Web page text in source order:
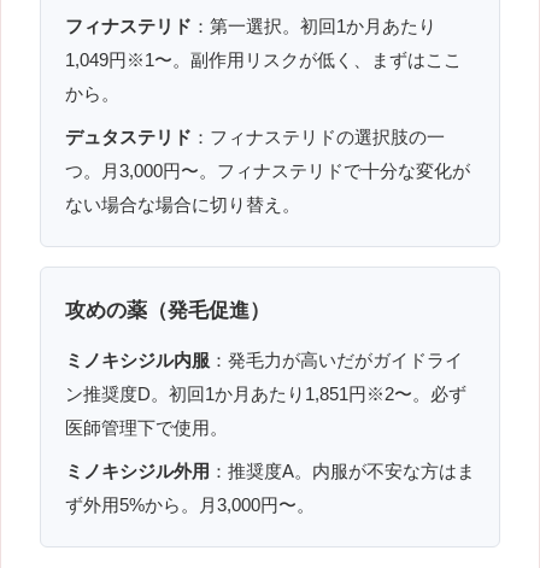
フィナステリド ：第一選択。初回1か月あたり
1,049円※1〜。副作用リスクが低く、まずはここ
から。
デュタステリド ：フィナステリドの選択肢の一
つ。月3,000円〜。フィナステリドで十分な変化が
ない場合な場合に切り替え。
攻めの薬（発毛促進）
ミノキシジル内服 ：発毛力が高いだがガイドライ
ン推奨度D。初回1か月あたり1,851円※2〜。必ず
医師管理下で使用。
ミノキシジル外用 ：推奨度A。内服が不安な方はま
ず外用5%から。月3,000円〜。